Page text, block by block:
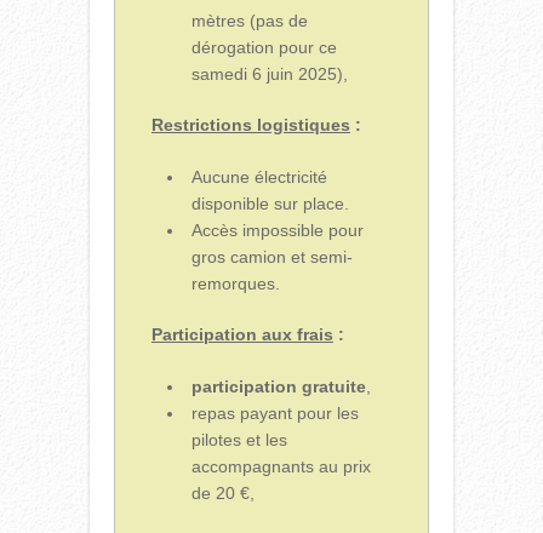
mètres (pas de
dérogation pour ce
samedi 6 juin 2025),
Restrictions logistiques :
Aucune électricité
disponible sur place.
Accès impossible pour
gros camion et semi-
remorques.
Participation aux frais :
participation gratuite,
repas payant pour les
pilotes et les
accompagnants au prix
de 20 €,